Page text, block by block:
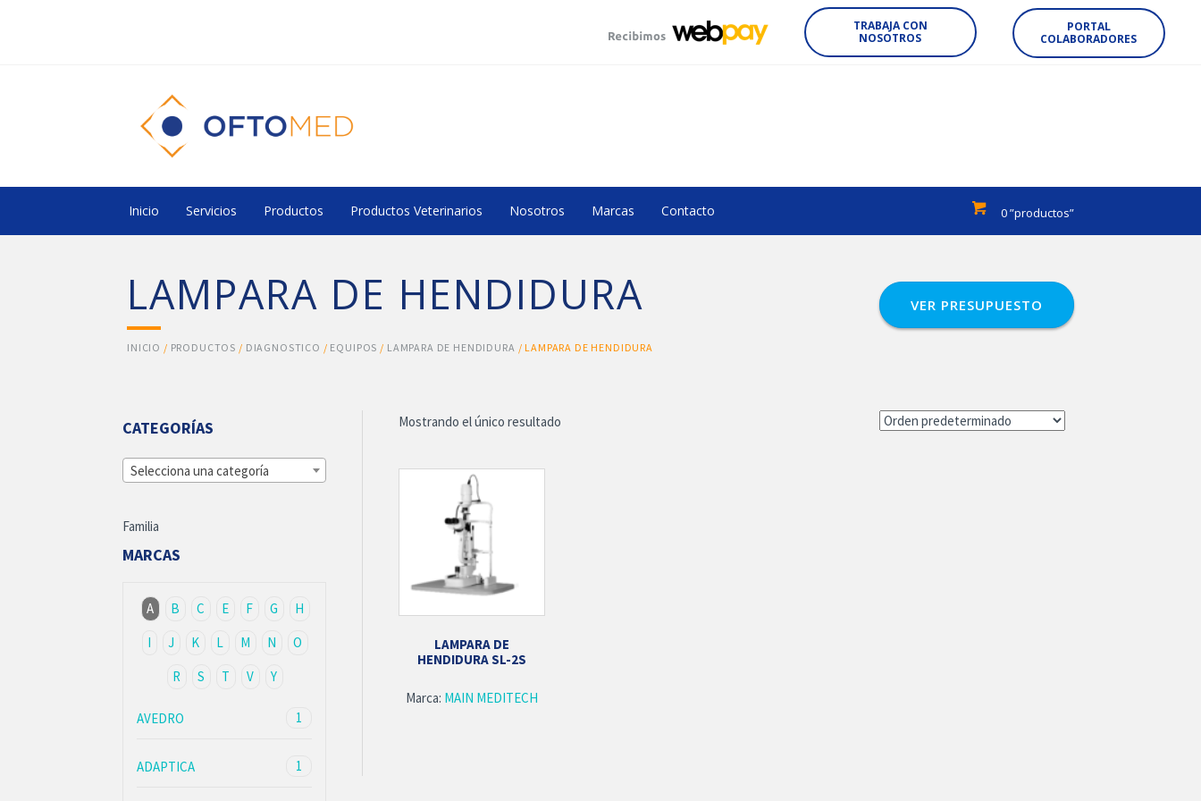
TRABAJA CON
NOSOTROS
PORTAL
COLABORADORES
Inicio Servicios Productos Productos Veterinarios Nosotros Marcas Contacto 0 ”productos”
LAMPARA DE HENDIDURA
INICIO / PRODUCTOS / DIAGNOSTICO / EQUIPOS / LAMPARA DE HENDIDURA / LAMPARA DE HENDIDURA
VER PRESUPUESTO
CATEGORÍAS
Selecciona una categoría
Familia
MARCAS
A B C E F G
H
I
J K L M N
O
R
S T V Y
AVEDRO 1
ADAPTICA 1
Mostrando el único resultado
LAMPARA DE
HENDIDURA SL-2S
Marca: MAIN MEDITECH